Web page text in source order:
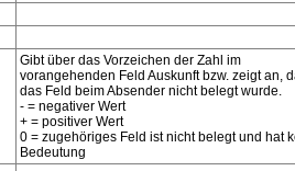
Gibt über das Vorzeichen der Zahl im
vorangehenden Feld Auskunft bzw. zeigt an,
das Feld beim Absender nicht belegt wurde.
- = negativer Wert
+ = positiver Wert
0 = zugehöriges Feld ist nicht belegt und hat
Bedeutung